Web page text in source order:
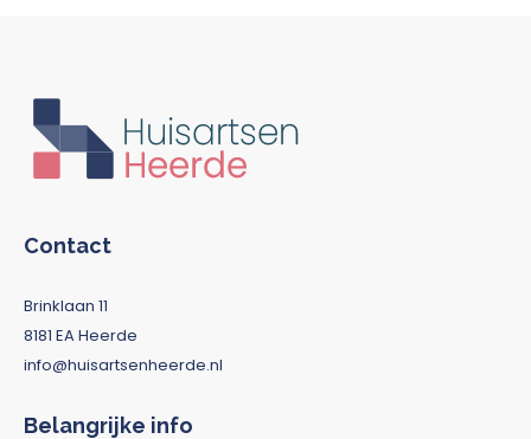
Contact
Brinklaan 11
8181 EA Heerde
info@huisartsenheerde.nl
Belangrijke info